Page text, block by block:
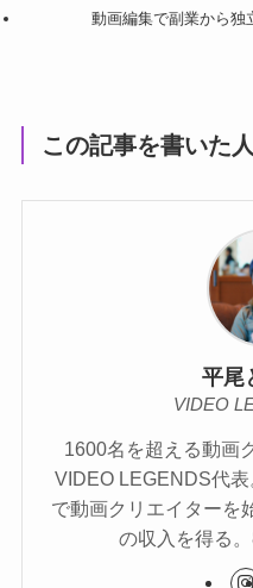
動画編集で副業から独
この記事を書いた人
平尾
VIDEO
1600名を超える動画
VIDEO LEGENDS代
で動画クリエイターを
の収入を得る